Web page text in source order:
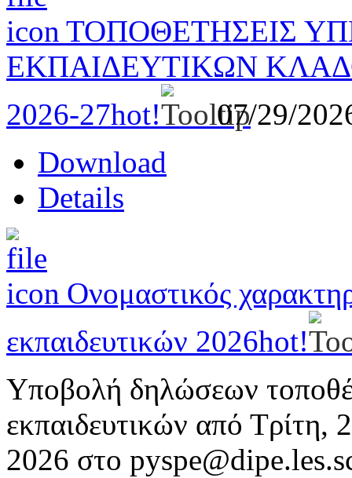
ΤΟΠΟΘΕΤΗΣΕΙΣ
ΕΚΠΑΙΔΕΥΤΙΚΩΝ
2026-27hot!
07/29/
Download
Details
Ονομαστικός
εκπαιδευτικών 2026hot!
Υποβολή δηλώσεων
εκπαιδευτικών από
2026 στο